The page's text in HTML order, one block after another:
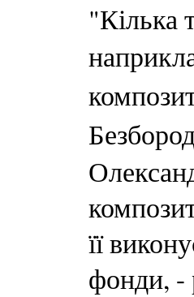
"Кілька
її
фонди, -